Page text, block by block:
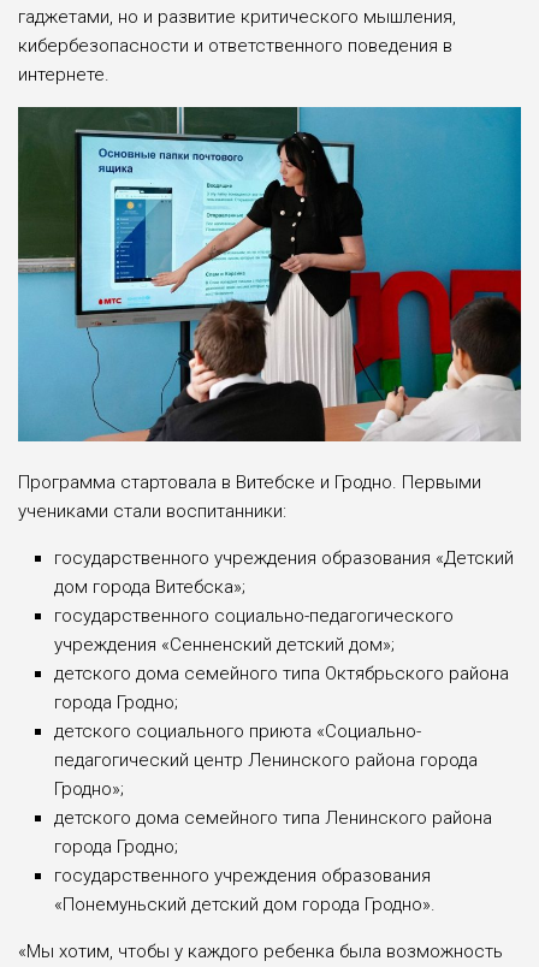
гаджетами, но и развитие критического мышления,
кибербезопасности и ответственного поведения в
интернете.
Программа стартовала в Витебске и Гродно. Первыми
учениками стали воспитанники:
государственного учреждения образования «Детский
дом города Витебска»;
государственного социально-педагогического
учреждения «Сенненский детский дом»;
детского дома семейного типа Октябрьского района
города Гродно;
детского социального приюта «Социально-
педагогический центр Ленинского района города
Гродно»;
детского дома семейного типа Ленинского района
города Гродно;
государственного учреждения образования
«Понемуньский детский дом города Гродно».
«Мы хотим, чтобы у каждого ребенка была возможность